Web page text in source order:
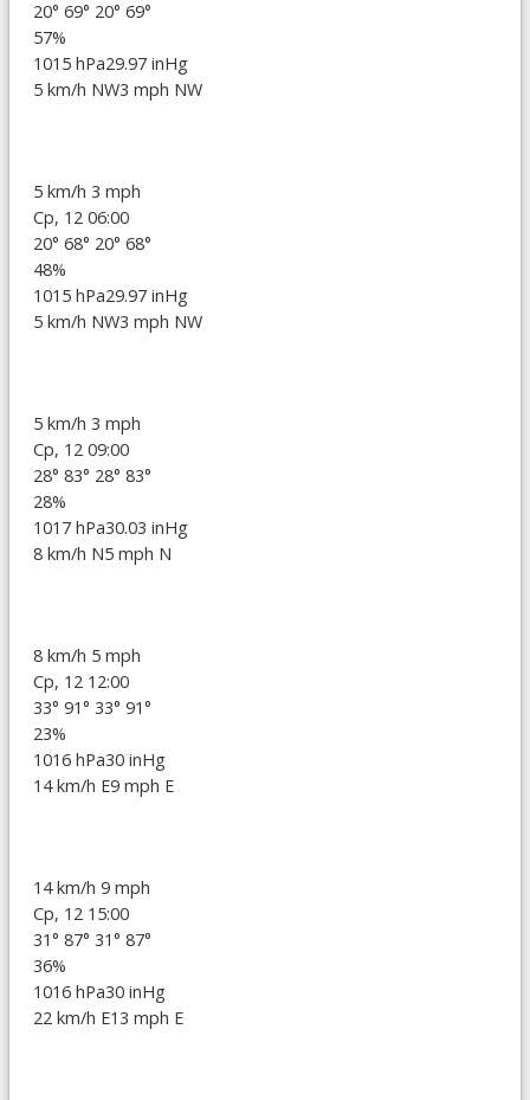
20° 69° 20° 69°
57%
1015 hPa29.97 inHg
5 km/h NW3 mph NW
5 km/h 3 mph
Ср, 12 06:00
20° 68° 20° 68°
48%
1015 hPa29.97 inHg
5 km/h NW3 mph NW
5 km/h 3 mph
Ср, 12 09:00
28° 83° 28° 83°
28%
1017 hPa30.03 inHg
8 km/h N5 mph N
8 km/h 5 mph
Ср, 12 12:00
33° 91° 33° 91°
23%
1016 hPa30 inHg
14 km/h E9 mph E
14 km/h 9 mph
Ср, 12 15:00
31° 87° 31° 87°
36%
1016 hPa30 inHg
22 km/h E13 mph E